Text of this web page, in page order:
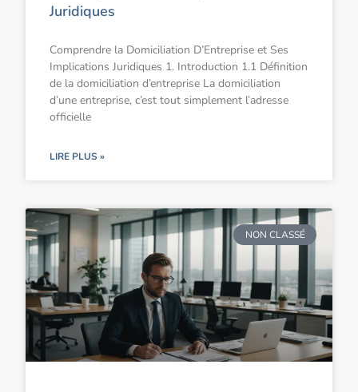
Juridiques
Comprendre la Domiciliation D’Entreprise et Ses
Implications Juridiques 1. Introduction 1.1 Définition
de la domiciliation d’entreprise La domiciliation
d’une entreprise, c’est tout simplement l’adresse
officielle
LIRE PLUS »
NON CLASSÉ